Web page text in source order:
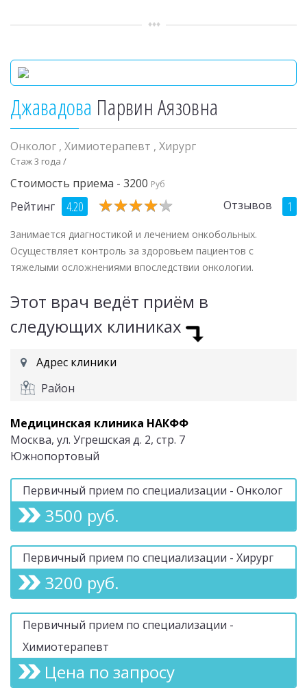
Джавадова Парвин Аязовна
Онколог , Химиотерапевт , Хирург
Стаж 3 года /
Стоимость приема - 3200 Руб
Рейтинг 4.20 ★★★★★
★★★★★ Отзывов 1
Занимается диагностикой и лечением онкобольных.
Осуществляет контроль за здоровьем пациентов с
тяжелыми осложнениями впоследствии онкологии.
Этот врач ведёт приём в
следующих клиниках
Адрес клиники
Район
Медицинская клиника НАКФФ
Москва, ул. Угрешская д. 2, стр. 7
Южнопортовый
Первичный прием по специализации - Онколог
3500 руб.
Первичный прием по специализации - Хирург
3200 руб.
Первичный прием по специализации -
Химиотерапевт
Цена по запросу